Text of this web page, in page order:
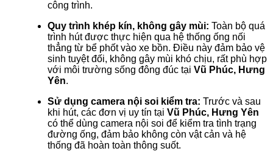
công trình.
Quy trình khép kín, không gây mùi: Toàn bộ quá
trình hút được thực hiện qua hệ thống ống nối
thẳng từ bể phốt vào xe bồn. Điều này đảm bảo vệ
sinh tuyệt đối, không gây mùi khó chịu, rất phù hợp
với môi trường sống đông đúc tại Vũ Phúc, Hưng
Yên.
Sử dụng camera nội soi kiểm tra: Trước và sau
khi hút, các đơn vị uy tín tại Vũ Phúc, Hưng Yên
có thể dùng camera nội soi để kiểm tra tình trạng
đường ống, đảm bảo không còn vật cản và hệ
thống đã hoàn toàn thông suốt.